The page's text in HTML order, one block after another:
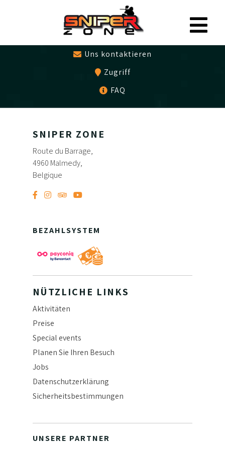
0497479786
Geschenkgutschein
Uns kontaktieren
Zugriff
FAQ
SNIPER ZONE
Route du Barrage,
4960 Malmedy,
Belgique
BEZAHLSYSTEM
NÜTZLICHE LINKS
Aktivitäten
Preise
Special events
Planen Sie Ihren Besuch
Jobs
Datenschutzerklärung
Sicherheitsbestimmungen
UNSERE PARTNER